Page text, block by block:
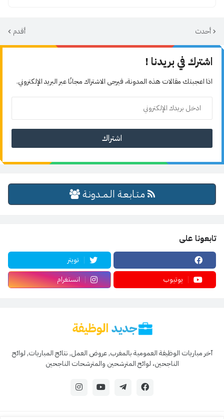
أحدث أقدم
اشترك في بريدنا !
اذا اعجبتك مقالات هذه المدونة، فيرجى الاشتراك مجانًا عبر البريد الإلكتروني.
مـتـابـعـة الـمــدونـة
تابعونا على
تويتر
يوتيوب
انستغرام
آخر مباريات الوظيفة العمومية بالمغرب, عروض العمل, نتائج المباريات, لوائح
الناجحين، لوائح المترشحين والمترشحات الناجحين